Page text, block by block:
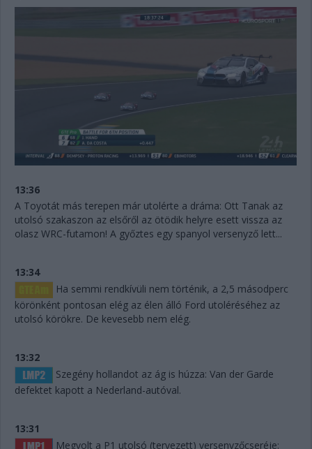
13:36
A Toyotát más terepen már utolérte a dráma: Ott Tanak az
utolsó szakaszon az elsőről az ötödik helyre esett vissza az
olasz WRC-futamon! A győztes egy spanyol versenyző lett...
13:34
Ha semmi rendkívüli nem történik, a 2,5 másodperc
körönként pontosan elég az élen álló Ford utoléréséhez az
utolsó körökre. De kevesebb nem elég.
13:32
Szegény hollandot az ág is húzza: Van der Garde
defektet kapott a Nederland-autóval.
13:31
Megvolt a P1 utolsó (tervezett) versenyzőcseréje: